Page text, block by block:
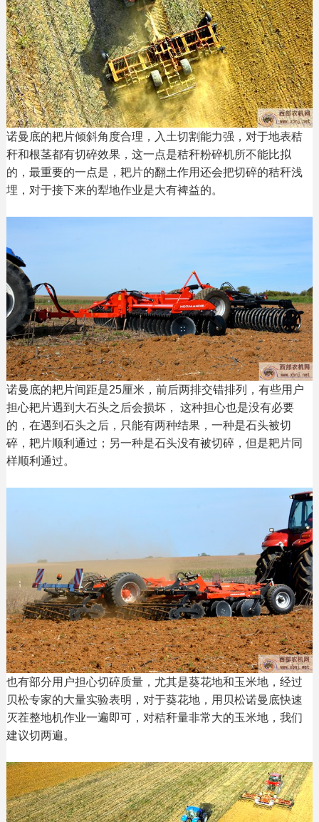
诺曼底的耙片倾斜角度合理，入土切割能力强，对于地表秸
秆和根茎都有切碎效果，这一点是秸秆粉碎机所不能比拟
的，最重要的一点是，耙片的翻土作用还会把切碎的秸秆浅
埋，对于接下来的犁地作业是大有裨益的。
诺曼底的耙片间距是25厘米，前后两排交错排列，有些用户
担心耙片遇到大石头之后会损坏， 这种担心也是没有必要
的，在遇到石头之后，只能有两种结果，一种是石头被切
碎，耙片顺利通过；另一种是石头没有被切碎，但是耙片同
样顺利通过。
也有部分用户担心切碎质量，尤其是葵花地和玉米地，经过
贝松专家的大量实验表明，对于葵花地，用贝松诺曼底快速
灭茬整地机作业一遍即可，对秸秆量非常大的玉米地，我们
建议切两遍。